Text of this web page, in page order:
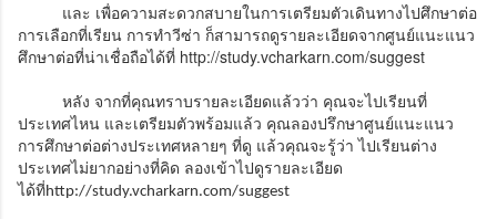
และ เพื่อความสะดวกสบายในการเตรียมตัวเดินทางไปศึกษาต่อ
การเลือกที่เรียน การทำวีซ่า ก็สามารถดูรายละเอียดจากศูนย์แนะแนว
ศึกษาต่อที่น่าเชื่อถือได้ที่ http://study.vcharkarn.com/suggest
หลัง จากที่คุณทราบรายละเอียดแล้วว่า คุณจะไปเรียนที่
ประเทศไหน และเตรียมตัวพร้อมแล้ว คุณลองปรึกษาศูนย์แนะแนว
การศึกษาต่อต่างประเทศหลายๆ ที่ดู แล้วคุณจะรู้ว่า ไปเรียนต่าง
ประเทศไม่ยากอย่างที่คิด ลองเข้าไปดูรายละเอียด
ได้ที่http://study.vcharkarn.com/suggest